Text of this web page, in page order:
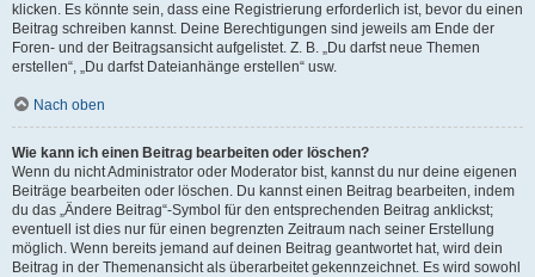
klicken. Es könnte sein, dass eine Registrierung erforderlich ist, bevor du einen
Beitrag schreiben kannst. Deine Berechtigungen sind jeweils am Ende der
Foren- und der Beitragsansicht aufgelistet. Z. B. „Du darfst neue Themen
erstellen“, „Du darfst Dateianhänge erstellen“ usw.
Nach oben
Wie kann ich einen Beitrag bearbeiten oder löschen?
Wenn du nicht Administrator oder Moderator bist, kannst du nur deine eigenen
Beiträge bearbeiten oder löschen. Du kannst einen Beitrag bearbeiten, indem
du das „Ändere Beitrag“-Symbol für den entsprechenden Beitrag anklickst;
eventuell ist dies nur für einen begrenzten Zeitraum nach seiner Erstellung
möglich. Wenn bereits jemand auf deinen Beitrag geantwortet hat, wird dein
Beitrag in der Themenansicht als überarbeitet gekennzeichnet. Es wird sowohl